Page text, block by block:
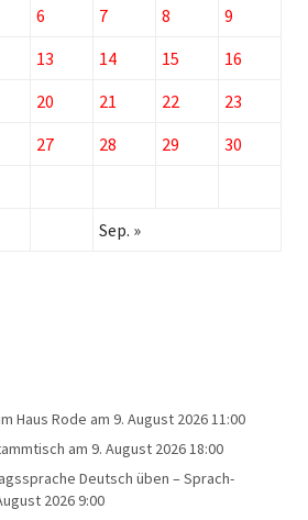
6 7 8
9
13 14 15
16
20 21 22
23
27 28 29
30
Sep. »
Haus Rode am 9. August 2026 11:00
am 9. August 2026 18:00
Deutsch üben – Sprach-
2026 9:00